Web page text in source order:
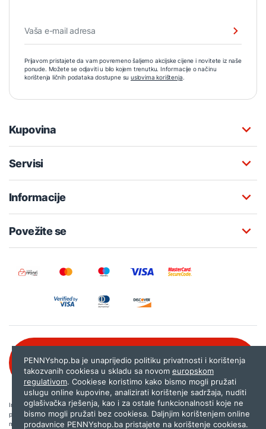
Prijavom pristajete da vam povremeno šaljemo akcijske cijene i novitete iz naše
ponude. Možete se odjaviti u bilo kojem trenutku. Informacije o načinu
korištenja ličnih podataka dostupne su uslovima korištenja.
Kupovina
Servisi
Informacije
Povežite se
080 020 261
Internet trgovina PENNYshop.ba nastoji objavljivati samo provjerene i pravilne
podatke. Ako na našoj stranici otkrijete neistinite, odnosno neadekvatne informacije,
molimo vas da nam to javite nashop@pennyplus.com .
PENNYshop.ba je unaprijedio politiku privatnosti i korištenja
takozvanih cookiesa u skladu sa novom europskom
regulativom. Cookiese koristimo kako bismo mogli pružati
uslugu online kupovine, analizirati korištenje sadržaja, nuditi
oglašivačka rješenja, kao i za ostale funkcionalnosti koje ne
bismo mogli pružati bez cookiesa. Daljnjim korištenjem online
prodavnice PENNYshop.ba pristajete na korištenje cookiesa.